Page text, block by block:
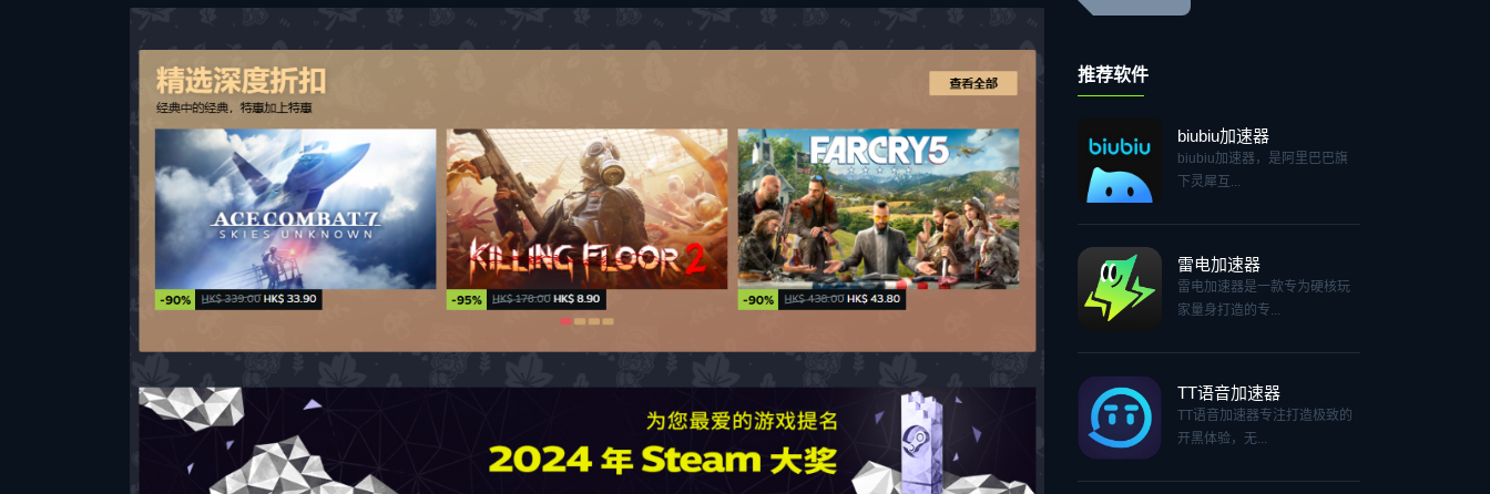
推荐软件
biubiu加速器
biubiu加速器，是阿里巴巴旗
下灵犀互...
雷电加速器
雷电加速器是一款专为硬核玩
家量身打造的专...
TT语音加速器
TT语音加速器专注打造极致的
开黑体验，无...